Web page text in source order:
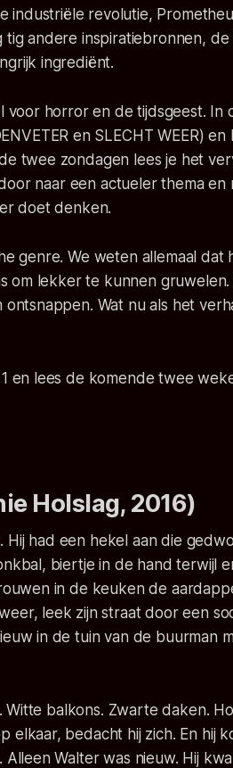
industriële revolutie,
andere inspiratiebronnen, de
ingrediënt.
horror en de tijdsgeest. In
en SLECHT WEER)
twee zondagen lees je het
naar een actueler thema en
doet denken.
genre. We weten allemaal dat
om lekker te kunnen
Wat nu als het
en lees de komende twee
Holslag, 2016)
Hij had een hekel aan die
biertje in de hand terwijl
in de keuken de
leek zijn straat door een
in de tuin van de buurman
balkons. Zwarte daken.
elkaar, bedacht hij zich. En hij
Walter was nieuw. Hij